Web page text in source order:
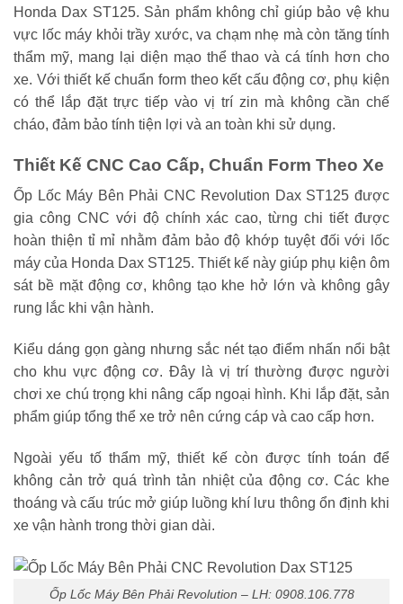
Honda Dax ST125. Sản phẩm không chỉ giúp bảo vệ khu
vực lốc máy khỏi trầy xước, va chạm nhẹ mà còn tăng tính
thẩm mỹ, mang lại diện mạo thể thao và cá tính hơn cho
xe. Với thiết kế chuẩn form theo kết cấu động cơ, phụ kiện
có thể lắp đặt trực tiếp vào vị trí zin mà không cần chế
cháo, đảm bảo tính tiện lợi và an toàn khi sử dụng.
Thiết Kế CNC Cao Cấp, Chuẩn Form Theo Xe
Ốp Lốc Máy Bên Phải CNC Revolution Dax ST125 được
gia công CNC với độ chính xác cao, từng chi tiết được
hoàn thiện tỉ mỉ nhằm đảm bảo độ khớp tuyệt đối với lốc
máy của Honda Dax ST125. Thiết kế này giúp phụ kiện ôm
sát bề mặt động cơ, không tạo khe hở lớn và không gây
rung lắc khi vận hành.
Kiểu dáng gọn gàng nhưng sắc nét tạo điểm nhấn nổi bật
cho khu vực động cơ. Đây là vị trí thường được người
chơi xe chú trọng khi nâng cấp ngoại hình. Khi lắp đặt, sản
phẩm giúp tổng thể xe trở nên cứng cáp và cao cấp hơn.
Ngoài yếu tố thẩm mỹ, thiết kế còn được tính toán để
không cản trở quá trình tản nhiệt của động cơ. Các khe
thoáng và cấu trúc mở giúp luồng khí lưu thông ổn định khi
xe vận hành trong thời gian dài.
Ốp Lốc Máy Bên Phải Revolution – LH: 0908.106.778